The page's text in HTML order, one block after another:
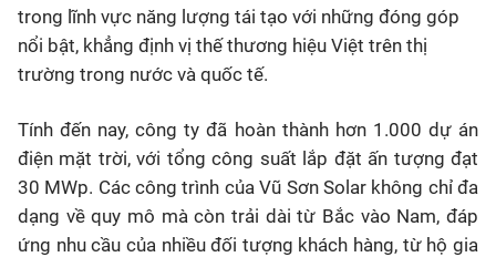
trong lĩnh vực năng lượng tái tạo với những đóng góp
nổi bật, khẳng định vị thế thương hiệu Việt trên thị
trường trong nước và quốc tế.
Tính đến nay, công ty đã hoàn thành hơn 1.000 dự án
điện mặt trời, với tổng công suất lắp đặt ấn tượng đạt
30 MWp. Các công trình của Vũ Sơn Solar không chỉ đa
dạng về quy mô mà còn trải dài từ Bắc vào Nam, đáp
ứng nhu cầu của nhiều đối tượng khách hàng, từ hộ gia